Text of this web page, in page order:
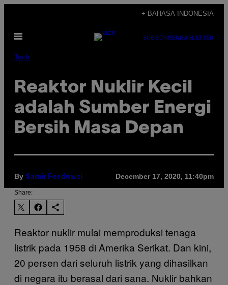
content
+ BAHASA INDONESIA
Open
SUBSCRIBENEWSLETTER
Tech
Reaktor Nuklir Kecil
adalah Sumber Energi
Bersih Masa Depan
By Samir Ferdowsi December 17, 2020, 11:40pm
Share:
Reaktor nuklir mulai memproduksi tenaga
listrik pada 1958 di Amerika Serikat. Dan kini,
20 persen dari seluruh listrik yang dihasilkan
di negara itu berasal dari sana. Nuklir bahkan